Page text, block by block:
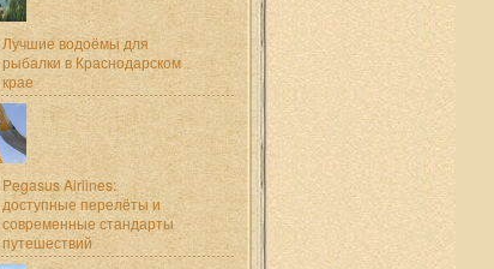
Лучшие водоёмы для
рыбалки в Краснодарском
крае
Pegasus Airlines:
доступные перелёты и
современные стандарты
путешествий